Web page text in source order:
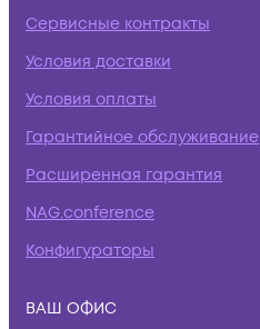
Сервисные контракты
Условия доставки
Условия оплаты
Гарантийное обслуживание
Расширенная гарантия
NAG.conference
Конфигураторы
ВАШ ОФИС